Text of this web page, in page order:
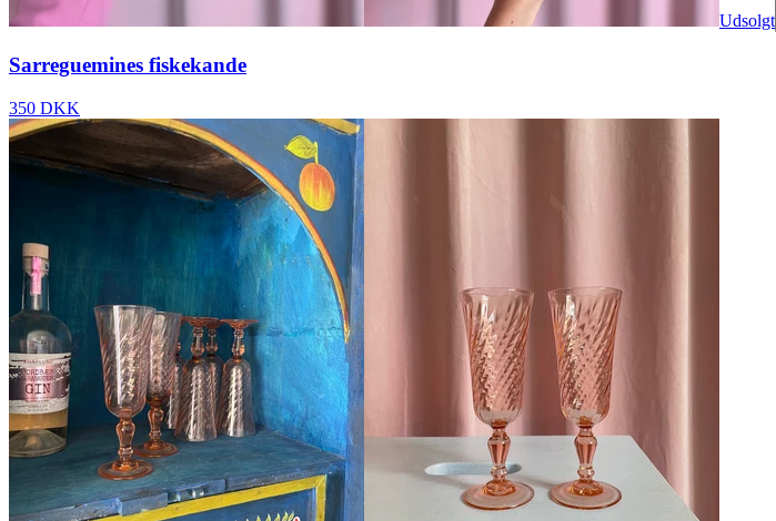
Udsolgt
Sarreguemines fiskekande
350 DKK